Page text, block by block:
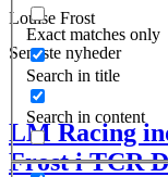
Exact matches only
Search in title
Search in content
Louise Frost
Seneste nyheder
LM Racing
Frost i TCR